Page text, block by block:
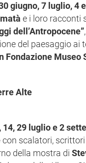
giugno, 7 luglio, 4
e i loro racconti
dell’Antropocene”
del paesaggio
Fondazione Museo
Alte
14, 29 luglio e 2
con scalatori,
della mostra di